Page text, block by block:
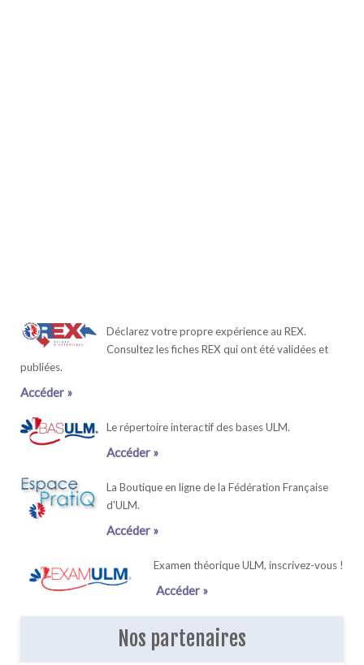
Déclarez votre propre expérience au REX.
Consultez les fiches REX qui ont été validées et
publiées.
Accéder »
Le répertoire interactif des bases ULM.
Accéder »
La Boutique en ligne de la Fédération Française
d'ULM.
Accéder »
Examen théorique ULM, inscrivez-vous !
Accéder »
Nos partenaires